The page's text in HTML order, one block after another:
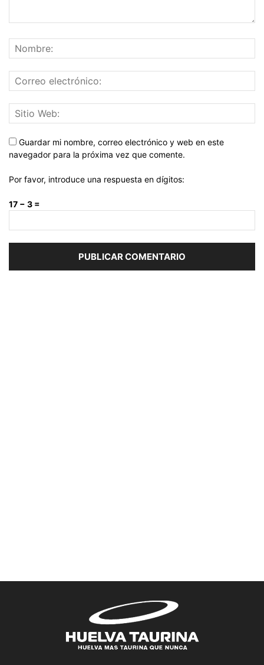
Guardar mi nombre, correo electrónico y web en este
navegador para la próxima vez que comente.
Por favor, introduce una respuesta en dígitos:
17 − 3 =